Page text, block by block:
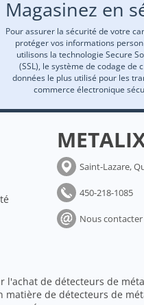
Magasinez en
Pour assurer la sécurité de votre
protéger vos informations
utilisons la technologie Secure
(SSL), le système de codage de
données le plus utilisé pour les
commerce électronique
Saint-Lazare,
450-218-1085
Nous contacter
de détecteurs de
de détecteurs de